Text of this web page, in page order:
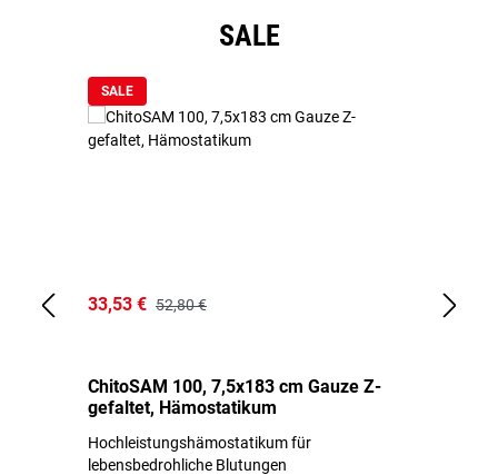
SALE
SALE
33,53 € 52,80 €
ChitoSAM 100, 7,5x183 cm Gauze Z-
gefaltet, Hämostatikum
Hochleistungshämostatikum für
lebensbedrohliche Blutungen